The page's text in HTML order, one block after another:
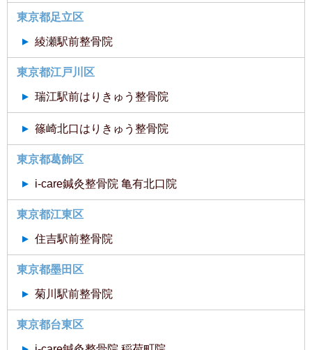
東京都足立区
綾瀬駅前整骨院
東京都江戸川区
瑞江駅前はりきゅう整骨院
篠崎北口はりきゅう整骨院
東京都葛飾区
i-care鍼灸整骨院 亀有北口院
東京都江東区
住吉駅前整骨院
東京都墨田区
菊川駅前整骨院
東京都台東区